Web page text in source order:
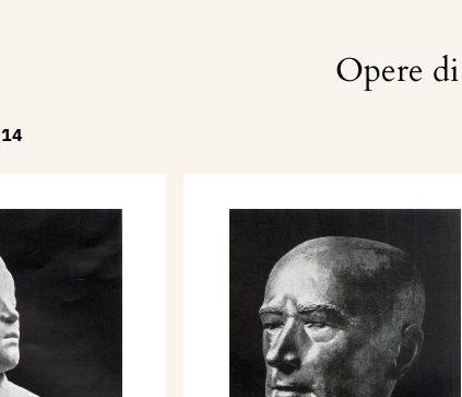
Opere di
14